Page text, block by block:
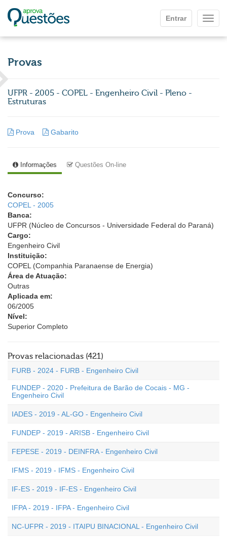
Entrar
Provas
UFPR - 2005 - COPEL - Engenheiro Civil - Pleno -
Estruturas
Prova Gabarito
Informações Questões On-line
Concurso:
COPEL - 2005
Banca:
UFPR (Núcleo de Concursos - Universidade Federal do Paraná)
Cargo:
Engenheiro Civil
Instituição:
COPEL (Companhia Paranaense de Energia)
Área de Atuação:
Outras
Aplicada em:
06/2005
Nível:
Superior Completo
Provas relacionadas (421)
FURB - 2024 - FURB - Engenheiro Civil
FUNDEP - 2020 - Prefeitura de Barão de Cocais - MG -
Engenheiro Civil
IADES - 2019 - AL-GO - Engenheiro Civil
FUNDEP - 2019 - ARISB - Engenheiro Civil
FEPESE - 2019 - DEINFRA - Engenheiro Civil
IFMS - 2019 - IFMS - Engenheiro Civil
IF-ES - 2019 - IF-ES - Engenheiro Civil
IFPA - 2019 - IFPA - Engenheiro Civil
NC-UFPR - 2019 - ITAIPU BINACIONAL - Engenheiro Civil